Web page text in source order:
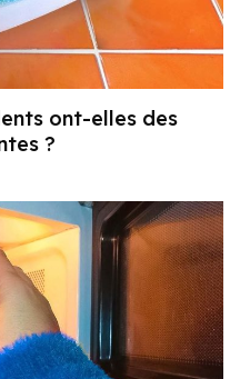
ont-elles des
?